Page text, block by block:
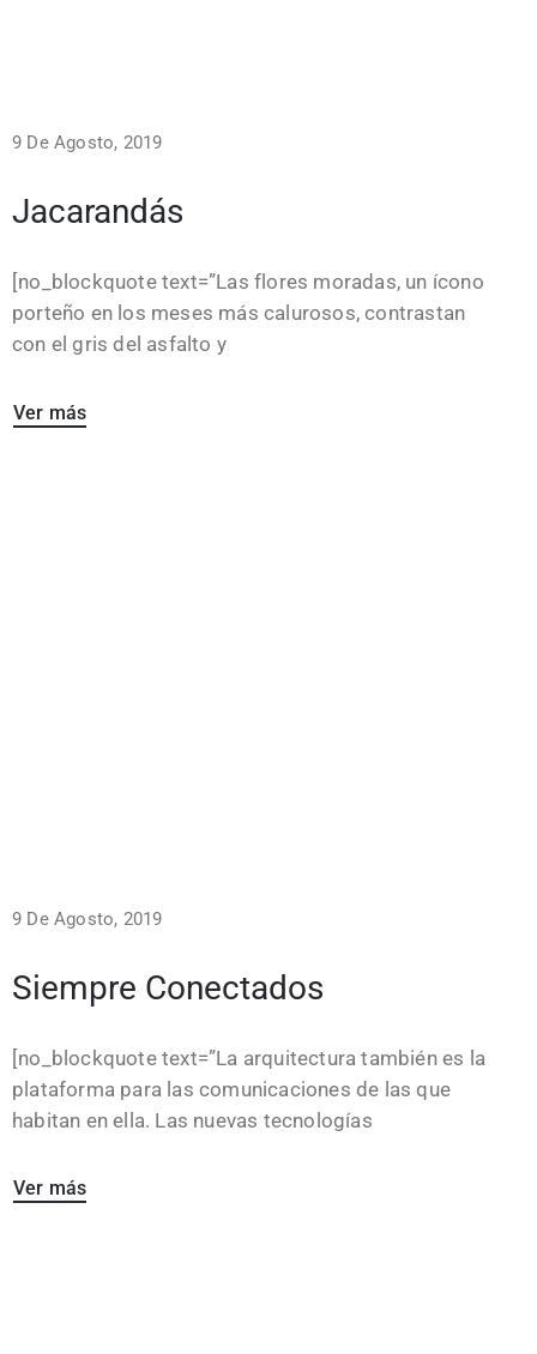
9 De Agosto, 2019
Jacarandás
[no_blockquote text=”Las flores moradas, un ícono
porteño en los meses más calurosos, contrastan
con el gris del asfalto y
Ver más
9 De Agosto, 2019
Siempre Conectados
[no_blockquote text=”La arquitectura también es la
plataforma para las comunicaciones de las que
habitan en ella. Las nuevas tecnologías
Ver más